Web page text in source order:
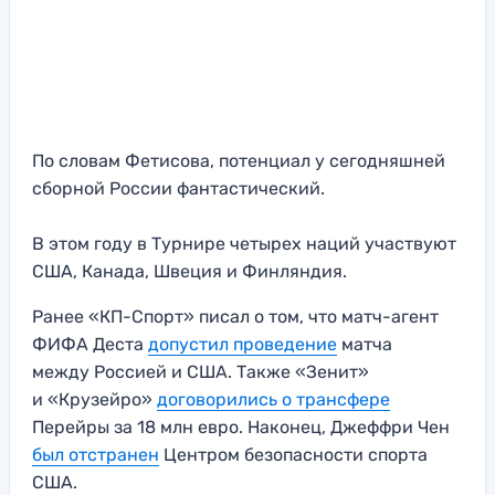
По словам Фетисова, потенциал у сегодняшней
сборной России фантастический.
В этом году в Турнире четырех наций участвуют
США, Канада, Швеция и Финляндия.
Ранее «КП-Спорт» писал о том, что матч-агент
ФИФА Деста допустил проведение матча
между Россией и США. Также «Зенит»
и «Крузейро» договорились о трансфере
Перейры за 18 млн евро. Наконец, Джеффри Чен
был отстранен Центром безопасности спорта
США.